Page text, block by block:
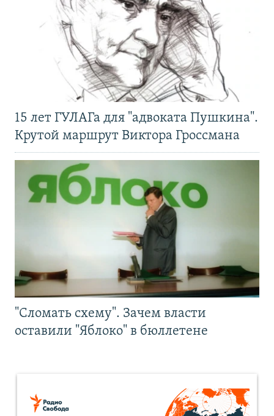
15 лет ГУЛАГа для "адвоката Пушкина".
Крутой маршрут Виктора Гроссмана
"Сломать схему". Зачем власти
оставили "Яблоко" в бюллетене